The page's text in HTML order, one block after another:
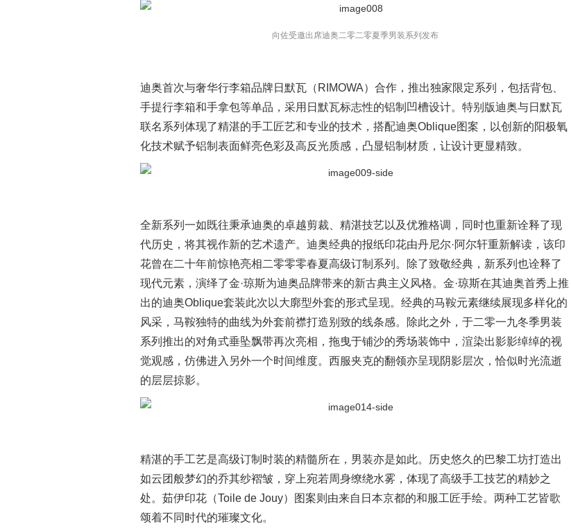
向佐受邀出席迪奥二零二零夏季男装系列发布
迪奥首次与奢华行李箱品牌日默瓦（RIMOWA）合作，推出独家限定系列，包括背包、
手提行李箱和手拿包等单品，采用日默瓦标志性的铝制凹槽设计。特别版迪奥与日默瓦
联名系列体现了精湛的手工匠艺和专业的技术，搭配迪奥Oblique图案，以创新的阳极氧
化技术赋予铝制表面鲜亮色彩及高反光质感，凸显铝制材质，让设计更显精致。
全新系列一如既往秉承迪奥的卓越剪裁、精湛技艺以及优雅格调，同时也重新诠释了现
代历史，将其视作新的艺术遗产。迪奥经典的报纸印花由丹尼尔·阿尔轩重新解读，该印
花曾在二十年前惊艳亮相二零零零春夏高级订制系列。除了致敬经典，新系列也诠释了
现代元素，演绎了金·琼斯为迪奥品牌带来的新古典主义风格。金·琼斯在其迪奥首秀上推
出的迪奥Oblique套装此次以大廓型外套的形式呈现。经典的马鞍元素继续展现多样化的
风采，马鞍独特的曲线为外套前襟打造别致的线条感。除此之外，于二零一九冬季男装
系列推出的对角式垂坠飘带再次亮相，拖曳于铺沙的秀场装饰中，渲染出影影绰绰的视
觉观感，仿佛进入另外一个时间维度。西服夹克的翻领亦呈现阴影层次，恰似时光流逝
的层层掠影。
精湛的手工艺是高级订制时装的精髓所在，男装亦是如此。历史悠久的巴黎工坊打造出
如云团般梦幻的乔其纱褶皱，穿上宛若周身缭绕水雾，体现了高级手工技艺的精妙之
处。茹伊印花（Toile de Jouy）图案则由来自日本京都的和服工匠手绘。两种工艺皆歌
颂着不同时代的璀璨文化。